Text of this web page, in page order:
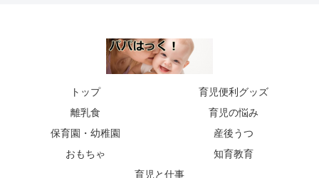
トップ
育児便利グッズ
離乳食
育児の悩み
保育園・幼稚園
産後うつ
おもちゃ
知育教育
育児と仕事